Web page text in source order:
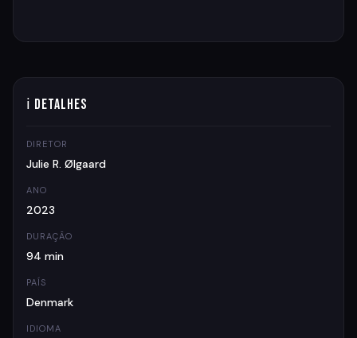
ℹ Detalhes
DIRETOR
Julie R. Ølgaard
ANO
2023
DURAÇÃO
94 min
PAÍS
Denmark
IDIOMA